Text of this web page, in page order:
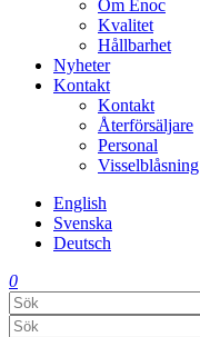
Om Enoc
Kvalitet
Hållbarhet
Nyheter
Kontakt
Kontakt
Återförsäljare
Personal
Visselblåsning
English
Svenska
Deutsch
0